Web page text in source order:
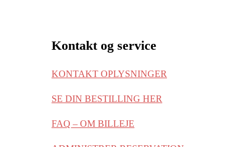
Kontakt og service
KONTAKT OPLYSNINGER
SE DIN BESTILLING HER
FAQ – OM BILLEJE